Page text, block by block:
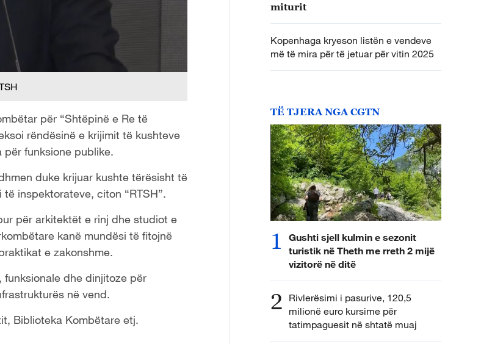
për “Shtëpinë e Re të
rëndësinë e krijimit të kushteve
funksione publike.
duke krijuar kushte tërësisht të
inspektorateve, citon “RTSH”.
për arkitektët e rinj dhe studiot e
kanë mundësi të fitojnë
e zakonshme.
dhe dinjitoze për
në vend.
Biblioteka Kombëtare etj.
miturit
Kopenhaga kryeson listën e vendeve
më të mira për të jetuar për vitin 2025
TË TJERA NGA CGTN
1
Gushti sjell kulmin e sezonit
turistik në Theth me rreth 2 mijë
vizitorë në ditë
2 Rivlerësimi i pasurive, 120,5
milionë euro kursime për
tatimpaguesit në shtatë muaj